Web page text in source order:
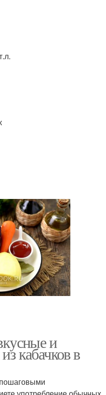
и
кабачков в